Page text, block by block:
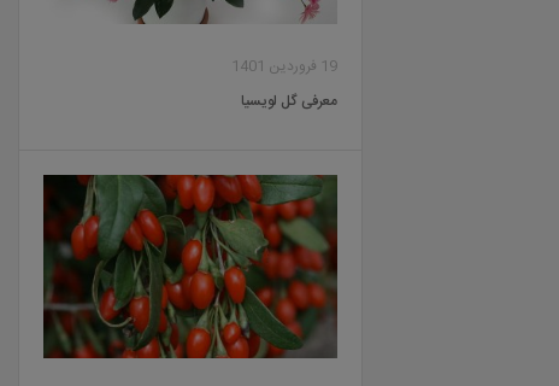
19 فروردین 1401
معرفی گل لویسیا